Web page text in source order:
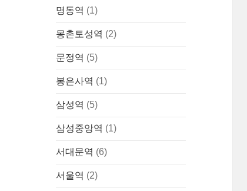
명동역 (1)
몽촌토성역 (2)
문정역 (5)
봉은사역 (1)
삼성역 (5)
삼성중앙역 (1)
서대문역 (6)
서울역 (2)